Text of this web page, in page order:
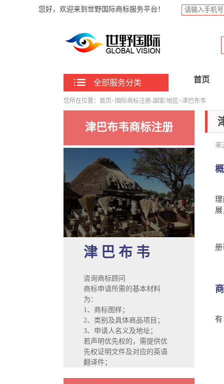
您好，欢迎来到世野国际商标服务平台！
全部服务分类 首页
您所在位置： 首页 > 国际商标注册-国家/地区 >津巴布韦
津巴布韦商标注册
津 巴 布 韦
咨询商标顾问
商标申请所需的基本材料
为：
1、商标图样；
2、类别及具体商品项目；
3、申请人名义及地址；
若声明优先权的，需提供优
先权证明文件及对应的英语
翻译件；
来
理
册
有